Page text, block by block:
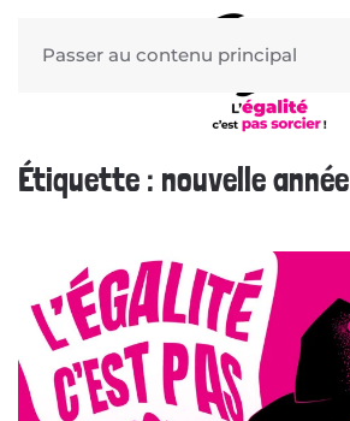
Passer au contenu principal
Étiquette : nouvelle année